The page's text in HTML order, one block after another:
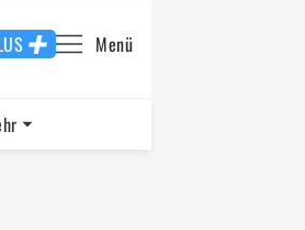
Menü